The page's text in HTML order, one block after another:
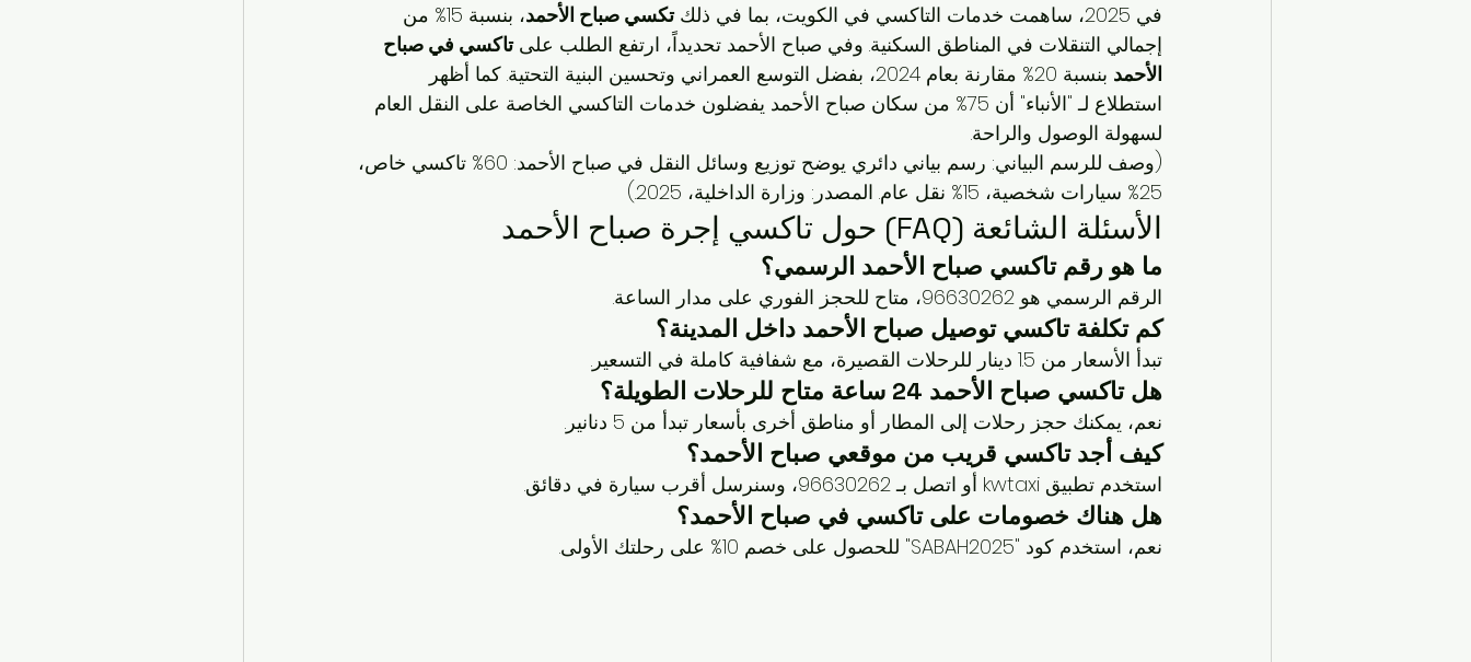
في 2025، ساهمت خدمات التاكسي في الكويت، بما في ذلك تكسي صباح الأحمد
، بنسبة 15% من
إجمالي التنقلات في المناطق السكنية. وفي صباح الأحمد تحديداً، ارتفع الطلب على تاكسي في صباح
الأحمد
بنسبة 20% مقارنة بعام 2024، بفضل التوسع العمراني وتحسين البنية التحتية. كما أظهر
استطلاع لـ "الأنباء" أن 75% من سكان صباح الأحمد يفضلون خدمات التاكسي الخاصة على النقل العام
لسهولة الوصول والراحة.
(وصف للرسم البياني: رسم بياني دائري يوضح توزيع وسائل النقل في صباح الأحمد: 60% تاكسي خاص،
25% سيارات شخصية، 15% نقل عام. المصدر: وزارة الداخلية، 2025.)
الأسئلة الشائعة (FAQ) حول تاكسي إجرة صباح الأحمد
ما هو رقم تاكسي صباح الأحمد الرسمي؟
الرقم الرسمي هو 96630262، متاح للحجز الفوري على مدار الساعة.
كم تكلفة تاكسي توصيل صباح الأحمد داخل المدينة؟
تبدأ الأسعار من 1.5 دينار للرحلات القصيرة، مع شفافية كاملة في التسعير.
هل تاكسي صباح الأحمد 24 ساعة متاح للرحلات الطويلة؟
نعم، يمكنك حجز رحلات إلى المطار أو مناطق أخرى بأسعار تبدأ من 5 دنانير.
كيف أجد تاكسي قريب من موقعي صباح الأحمد؟
استخدم تطبيق kwtaxi أو اتصل بـ 96630262، وسنرسل أقرب سيارة في دقائق.
هل هناك خصومات على تاكسي في صباح الأحمد؟
نعم، استخدم كود "SABAH2025" للحصول على خصم 10% على رحلتك الأولى.